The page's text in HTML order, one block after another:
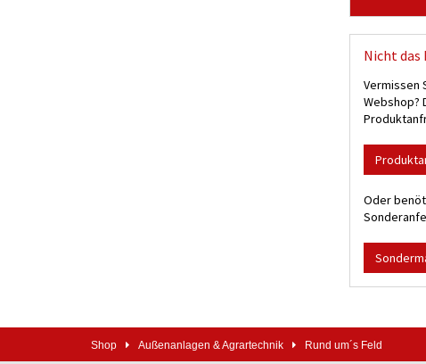
Nicht das
Vermissen
Webshop?
Oder
Shop Außenanlagen & Agrartechnik Rund um´s Feld